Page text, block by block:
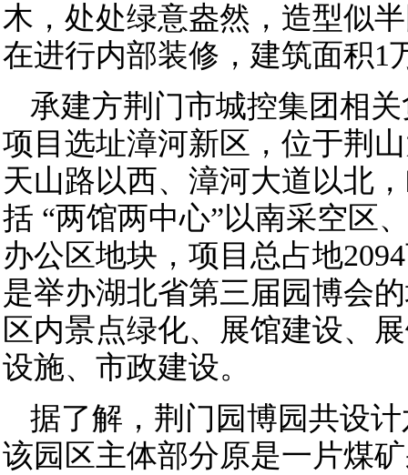
木，处处绿意盎然，造型似
在进行内部装修，建筑面积1
承建方荆门市城控集团相
项目选址漳河新区，位于荆
天山路以西、漳河大道以北
括 “两馆两中心”以南采空区
办公区地块，项目总占地
是举办湖北省第三届园博会
区内景点绿化、展馆建设、
设施、市政建设。
据了解，荆门园博园共设
该园区主体部分原是一片煤